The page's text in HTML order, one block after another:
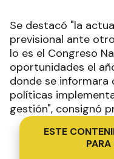
Se destacó "la
previsional ante
lo es el Congreso
oportunidades el
donde se informara
políticas
gestión", consignó
ESTE